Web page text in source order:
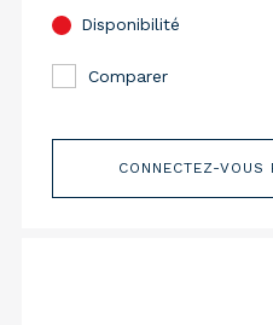
ACTIVES/INACTIVES/TEST
Disponibilité
Comparer
CONNECTEZ-VOUS